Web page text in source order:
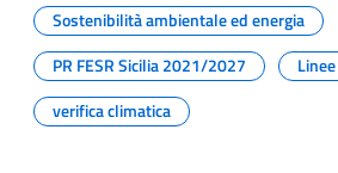
Sostenibilità ambientale ed energia
PR FESR Sicilia 2021/2027
verifica climatica